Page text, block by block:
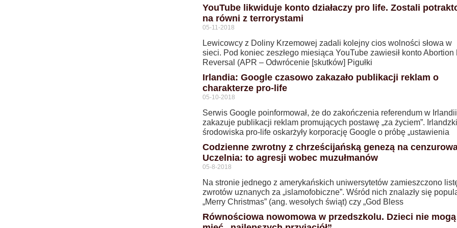
YouTube likwiduje konto działaczy pro life. Zostali
na równi z terrorystami
05-11-2018
Lewicowcy z Doliny Krzemowej zadali kolejny cios wolności słowa w
sieci. Pod koniec zeszłego miesiąca YouTube zawiesił konto Abortion
Reversal (APR – Odwrócenie [skutków] Pigułki
Irlandia: Google czasowo zakazało publikacji reklam o
charakterze pro-life
05-10-2018
Serwis Google poinformował, że do zakończenia referendum w
zakazuje publikacji reklam promujących postawę „za życiem”.
środowiska pro-life oskarżyły korporację Google o próbę „ustawienia
Codzienne zwrotny z chrześcijańską genezą na
Uczelnia: to agresji wobec muzułmanów
05-8-2018
Na stronie jednego z amerykańskich uniwersytetów zamieszczono
zwrotów uznanych za „islamofobiczne”. Wśród nich znalazły się
„Merry Christmas” (ang. wesołych świąt) czy „God Bless
Równościowa nowomowa w przedszkolu. Dzieci nie